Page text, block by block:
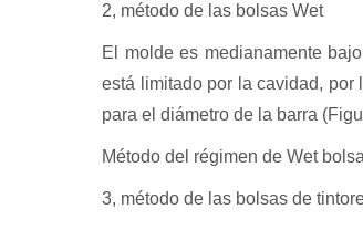
2, método de las bolsas Wet
El molde es medianamente
está limitado por la cavidad, por
para el diámetro de la barra
Método del régimen de Wet
3, método de las bolsas de